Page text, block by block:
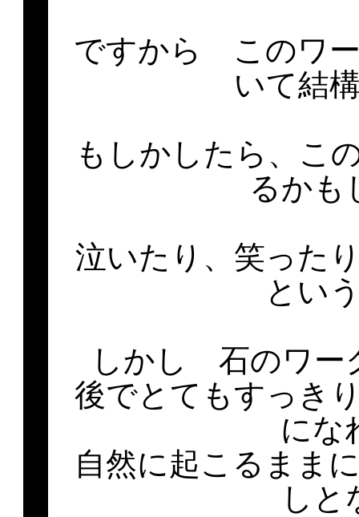
ですから このワ
いて結
もしかしたら、こ
るかも
泣いたり、笑った
とい
しかし 石のワー
後でとてもすっき
にな
自然に起こるまま
しと